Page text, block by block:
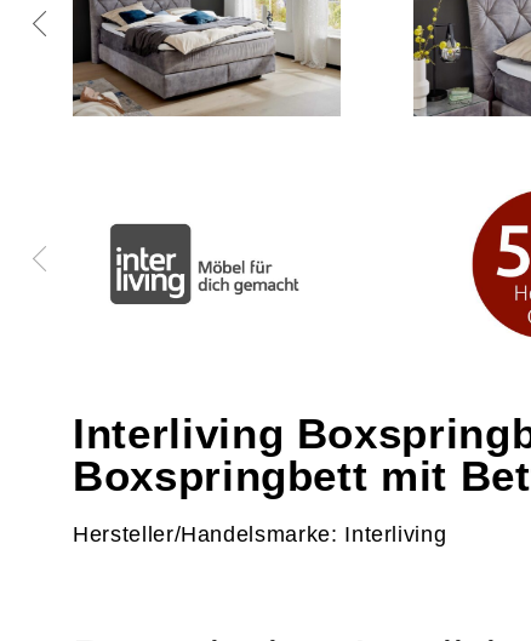
Interliving
Boxspringbett mit
Hersteller/Handelsmarke: Interliving